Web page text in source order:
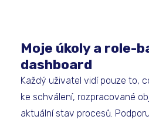
Moje úkoly a role-
dashboard
Každý uživatel vidí pouze to,
ke schválení, rozpracované
aktuální stav procesů.